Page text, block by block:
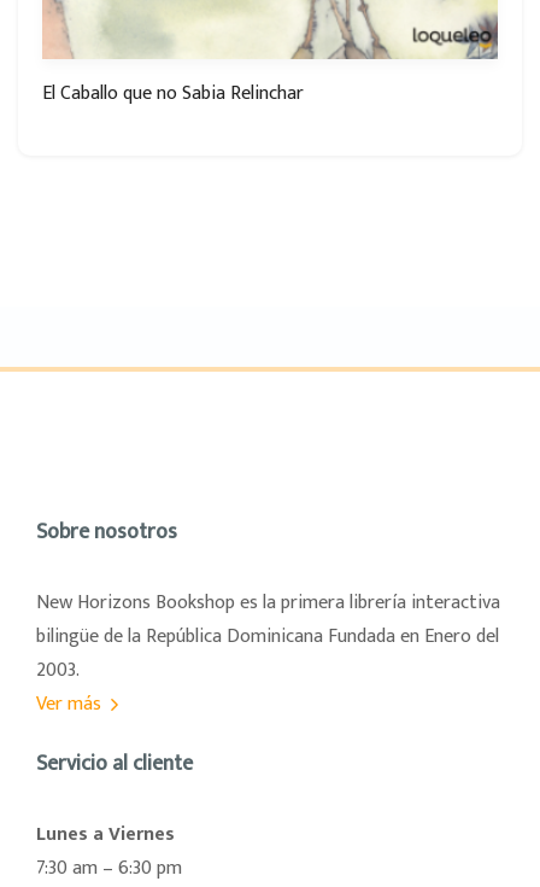
El Caballo que no Sabia Relinchar
Sobre nosotros
New Horizons Bookshop es la primera librería interactiva
bilingüe de la República Dominicana Fundada en Enero del
2003.
Ver más
Servicio al cliente
Lunes a Viernes
7:30 am – 6:30 pm